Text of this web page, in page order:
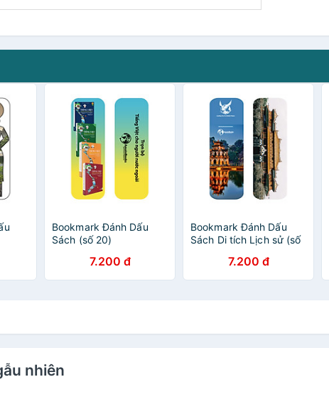
Bookmark Đánh Dấu
Sách (số 20)
7.200 đ
Bookmark Đánh Dấu
Sách Di tích Lịch sử (số
7.200 đ
nhiên